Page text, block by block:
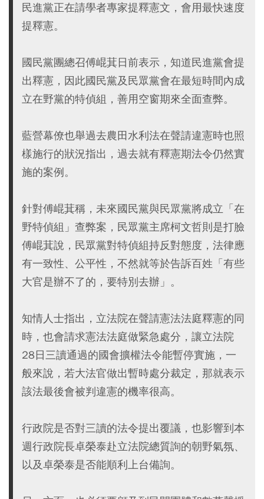
民進黨正在請學者專家提釋憲文，會用最快速度
提釋憲。
國民黨團總召傅崐萁日前表示，知道民進黨會提
出釋憲，因此國民黨及民眾黨會在最短時間內成
立在野黨的特偵組，善用空窗期來全面查弊。
藍營幕僚也舉過去農田水利法在聲請違憲時也照
樣施行的狀況指出，過去就有釋憲期法令仍然實
施的案例。
針對傅崐萁稱，未來國民黨與民眾黨將成立「在
野特偵組」查弊案，民眾黨主席柯文哲則是打臉
傅崐萁說，民眾黨對特偵組持反對態度，法律應
有一致性、公平性，不然就等於告訴百姓「有些
大官是辦不了的，要特別去辦」。
知情人士指出，立法院在聲請憲法法庭釋憲的同
時，也會請求憲法法庭做緊急處分，讓立法院
28日三讀通過的國會擴權法令能暫停實施，一
般來說，若大法官做出暫時處分裁定，那就表示
該法最後會被判違憲的機率很高。
行政院是否對三讀的法令提出覆議，也影響到本
週行政院長卓榮泰赴立法院總質詢的朝野氣氛、
以及卓榮泰是否能順利上台備詢。